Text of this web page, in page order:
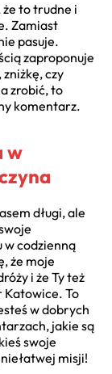
że to trudne i
Zamiast
pasuje.
zaproponuje
czy
zrobić, to
komentarz.
w
długi, ale
w codzienną
że moje
i że Ty też
Katowice. To
w dobrych
jakie są
swoje
misji!